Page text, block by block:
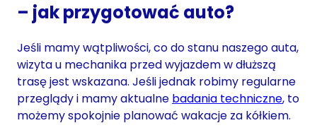
– jak przygotować auto?
Jeśli mamy wątpliwości, co do stanu naszego auta,
wizyta u mechanika przed wyjazdem w dłuższą
trasę jest wskazana. Jeśli jednak robimy regularne
przeglądy i mamy aktualne badania techniczne, to
możemy spokojnie planować wakacje za kółkiem.